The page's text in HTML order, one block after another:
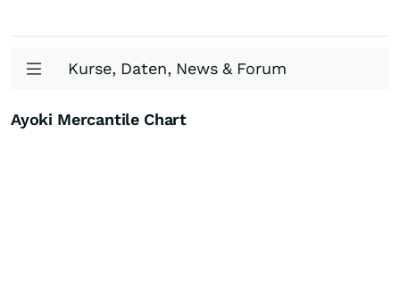
Kurse, Daten, News & Forum
Ayoki Mercantile Chart